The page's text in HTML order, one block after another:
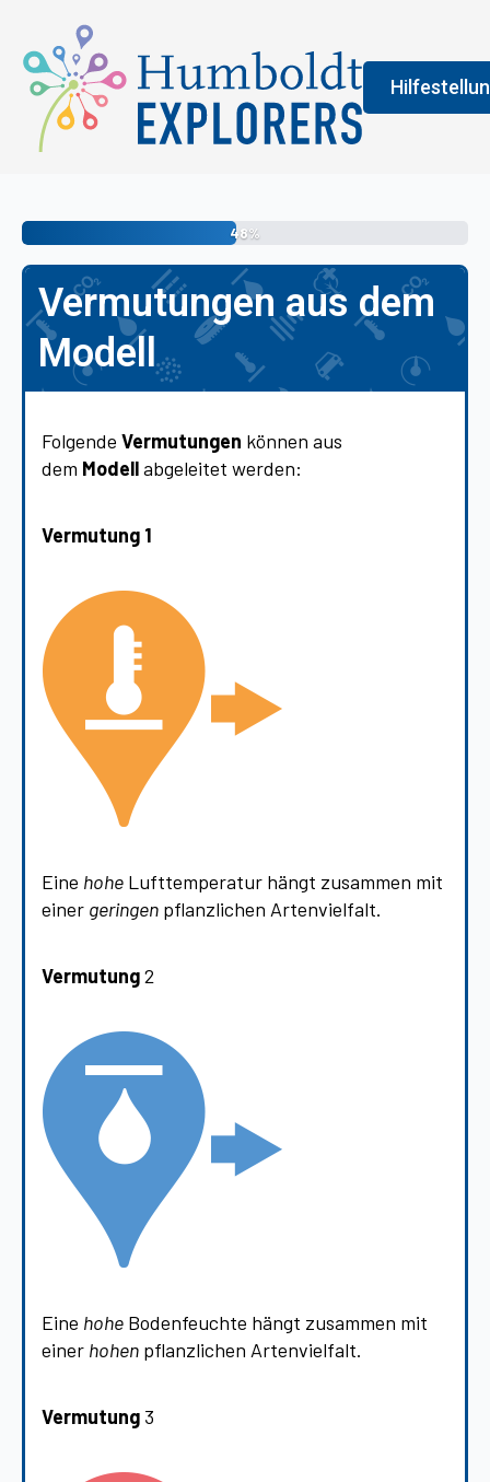
An der
allgemeine
erledigen
vermittelt
48%
Vermutungen aus dem
Modell
Folgende Vermutungen können aus
dem Modellabgeleitet werden:
Vermutung 1
Eine hohe Lufttemperatur hängt zusammen mit
einer geringen pflanzlichen Artenvielfalt.
Vermutung2
Eine hohe Bodenfeuchte hängt zusammen mit
einer hohen pflanzlichen Artenvielfalt.
Vermutung 3